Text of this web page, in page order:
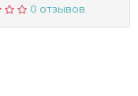
0 отзывов